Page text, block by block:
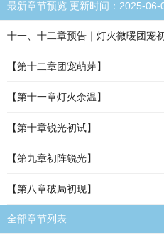
最新章节预览 更新时间：2025-06-
十一、十二章预告｜灯火微暖团宠
【第十二章团宠萌芽】
【第十一章灯火余温】
【第十章锐光初试】
【第九章初阵锐光】
【第八章破局初现】
全部章节列表